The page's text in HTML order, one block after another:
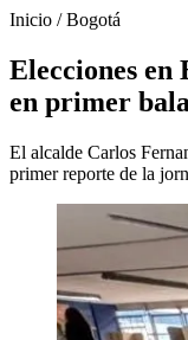
Inicio /Bogotá
Elecciones en
en primer
El alcalde Carlos
primer reporte de la